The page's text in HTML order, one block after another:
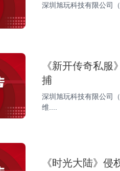
深圳旭玩科技有限公司
《新开传奇私
捕
深圳旭玩科技有限公司
维....
《时光大陆》